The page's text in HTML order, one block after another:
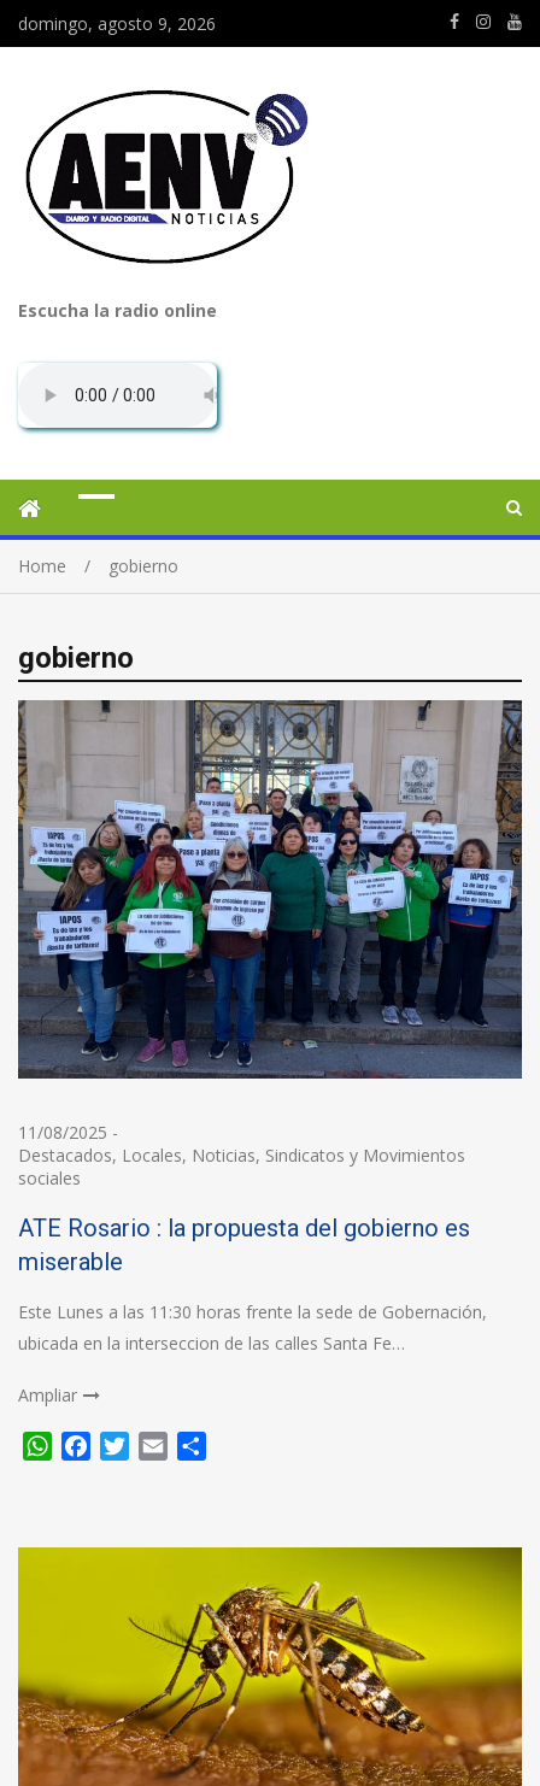
domingo, agosto 9, 2026
Escucha la radio online
Home gobierno
gobierno
11/08/2025 -
Destacados, Locales, Noticias, Sindicatos y Movimientos
sociales
ATE Rosario : la propuesta del gobierno es
miserable
Este Lunes a las 11:30 horas frente la sede de Gobernación,
ubicada en la interseccion de las calles Santa Fe…
Ampliar
WhatsApp
FacebookTwitter
Email